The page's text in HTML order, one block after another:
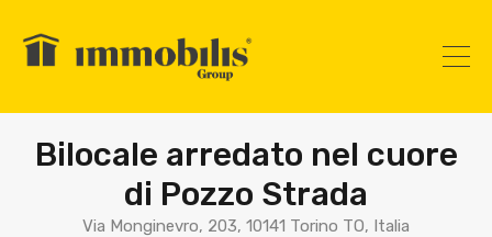
Bilocale arredato nel cuore
di Pozzo Strada
Via Monginevro, 203, 10141 Torino TO, Italia